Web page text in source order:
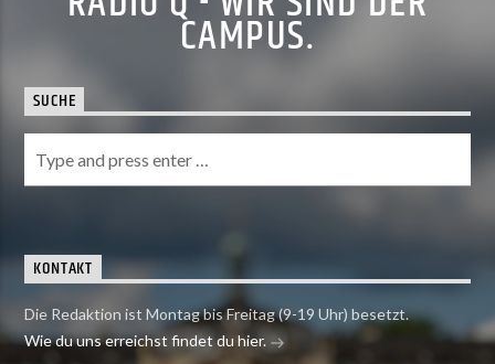
CAMPUS.
SUCHE
KONTAKT
Die Redaktion ist Montag bis Freitag (9-19 Uhr) besetzt.
Wie du uns erreichst findet du hier.